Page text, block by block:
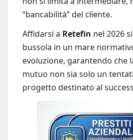
“bancabilità” del cliente.
Affidarsi a Retefin nel 2026
bussola in un mare
evoluzione, garantendo che
mutuo non sia solo un
progetto destinato al